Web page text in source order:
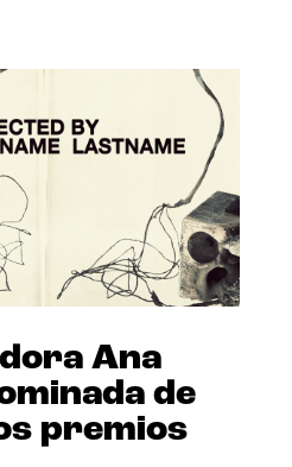
Ana
de
premios